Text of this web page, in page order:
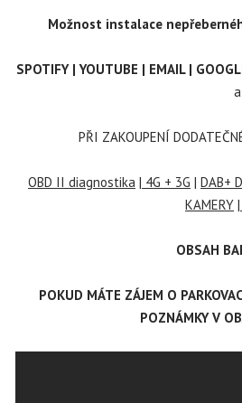
Možnost instalace
SPOTIFY | YOUTUBE | EMAIL |
PŘI ZAKOUPENÍ
OBD II diagnostika | 4G + 3G | DAB+
KAMERY |
OBSAH
POKUD MÁTE ZÁJEM O
POZNÁMKY V